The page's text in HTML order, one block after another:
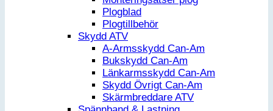
Plogblad
Plogtillbehör
Skydd ATV
A-Armsskydd Can-Am
Bukskydd Can-Am
Länkarmsskydd Can-Am
Skydd Övrigt Can-Am
Skärmbreddare ATV